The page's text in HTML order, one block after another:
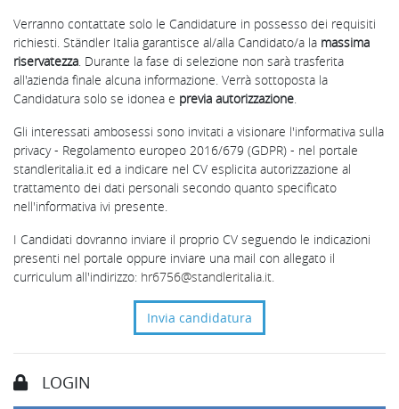
Verranno contattate solo le Candidature in possesso dei requisiti
richiesti. Ständler Italia garantisce al/alla Candidato/a la massima
riservatezza . Durante la fase di selezione non sarà trasferita
all'azienda finale alcuna informazione. Verrà sottoposta la
Candidatura solo se idonea e previa autorizzazione
Gli interessati ambosessi sono invitati a visionare l'informativa sulla
privacy - Regolamento europeo 2016/679 (GDPR) - nel portale
standleritalia.it ed a indicare nel CV esplicita autorizzazione al
trattamento dei dati personali secondo quanto specificato
nell'informativa ivi presente.
I Candidati dovranno inviare il proprio CV seguendo le indicazioni
presenti nel portale oppure inviare una mail con allegato il
curriculum all'indirizzo: hr6756@standleritalia.it
Invia candidatura
LOGIN